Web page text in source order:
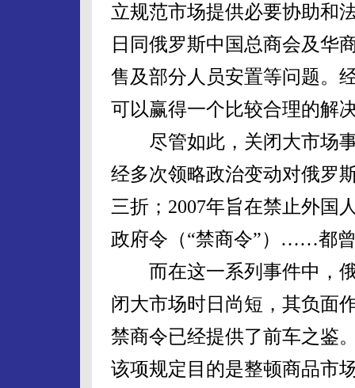
立规范市场提供必要协助和
日同俄罗斯中国总商会及华
售及部分人员安置等问题。
可以赢得一个比较合理的解
尽管如此，关闭大市场事
经多次领略政治变动对俄罗
三折；2007年旨在禁止外国
政府令（“禁商令”）……都
而在这一系列事件中，俄
闭大市场时日尚短，其负面
禁商令已经提供了前车之鉴
该项规定目的是整顿商品市